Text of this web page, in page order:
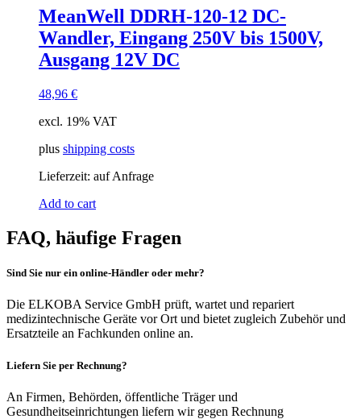
MeanWell DDRH-120-12 DC-
Wandler, Eingang 250V bis 1500V,
Ausgang 12V DC
48,96 €
excl. 19% VAT
plus shipping costs
Lieferzeit: auf Anfrage
Add to cart
FAQ, häufige Fragen
Sind Sie nur ein online-Händler oder mehr?
Die ELKOBA Service GmbH prüft, wartet und repariert
medizintechnische Geräte vor Ort und bietet zugleich Zubehör und
Ersatzteile an Fachkunden online an.
Liefern Sie per Rechnung?
An Firmen, Behörden, öffentliche Träger und
Gesundheitseinrichtungen liefern wir gegen Rechnung